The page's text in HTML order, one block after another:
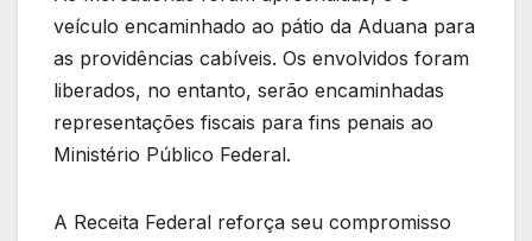
veículo encaminhado ao pátio da Aduana para
as providências cabíveis. Os envolvidos foram
liberados, no entanto, serão encaminhadas
representações fiscais para fins penais ao
Ministério Público Federal.
A Receita Federal reforça seu compromisso